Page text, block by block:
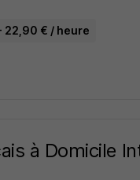
22,90 € / heure
à Domicile